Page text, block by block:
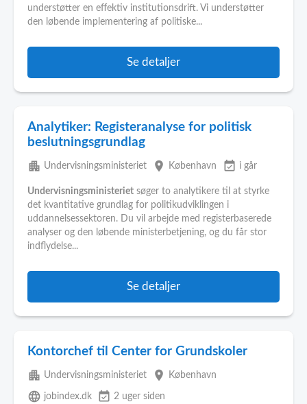
understøtter en effektiv institutionsdrift. Vi understøtter
den løbende implementering af politiske...
Se detaljer
Analytiker: Registeranalyse for politisk
beslutningsgrundlag
apartment Undervisningsministeriet place København event_available i går
Undervisningsministeriet søger to analytikere til at styrke
det kvantitative grundlag for politikudviklingen i
uddannelsessektoren. Du vil arbejde med registerbaserede
analyser og den løbende ministerbetjening, og du får stor
indflydelse...
Se detaljer
Kontorchef til Center for Grundskoler
apartment Undervisningsministeriet place København
language jobindex.dk event_available 2 uger siden